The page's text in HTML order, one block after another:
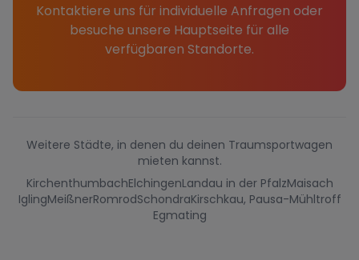
Kontaktiere uns für individuelle Anfragen oder
besuche unsere Hauptseite für alle
verfügbaren Standorte.
Weitere Städte, in denen du deinen Traumsportwagen
mieten kannst.
KirchenthumbachElchingenLandau in der PfalzMaisach
IglingMeißnerRomrodSchondraKirschkau, Pausa-Mühltroff
Egmating